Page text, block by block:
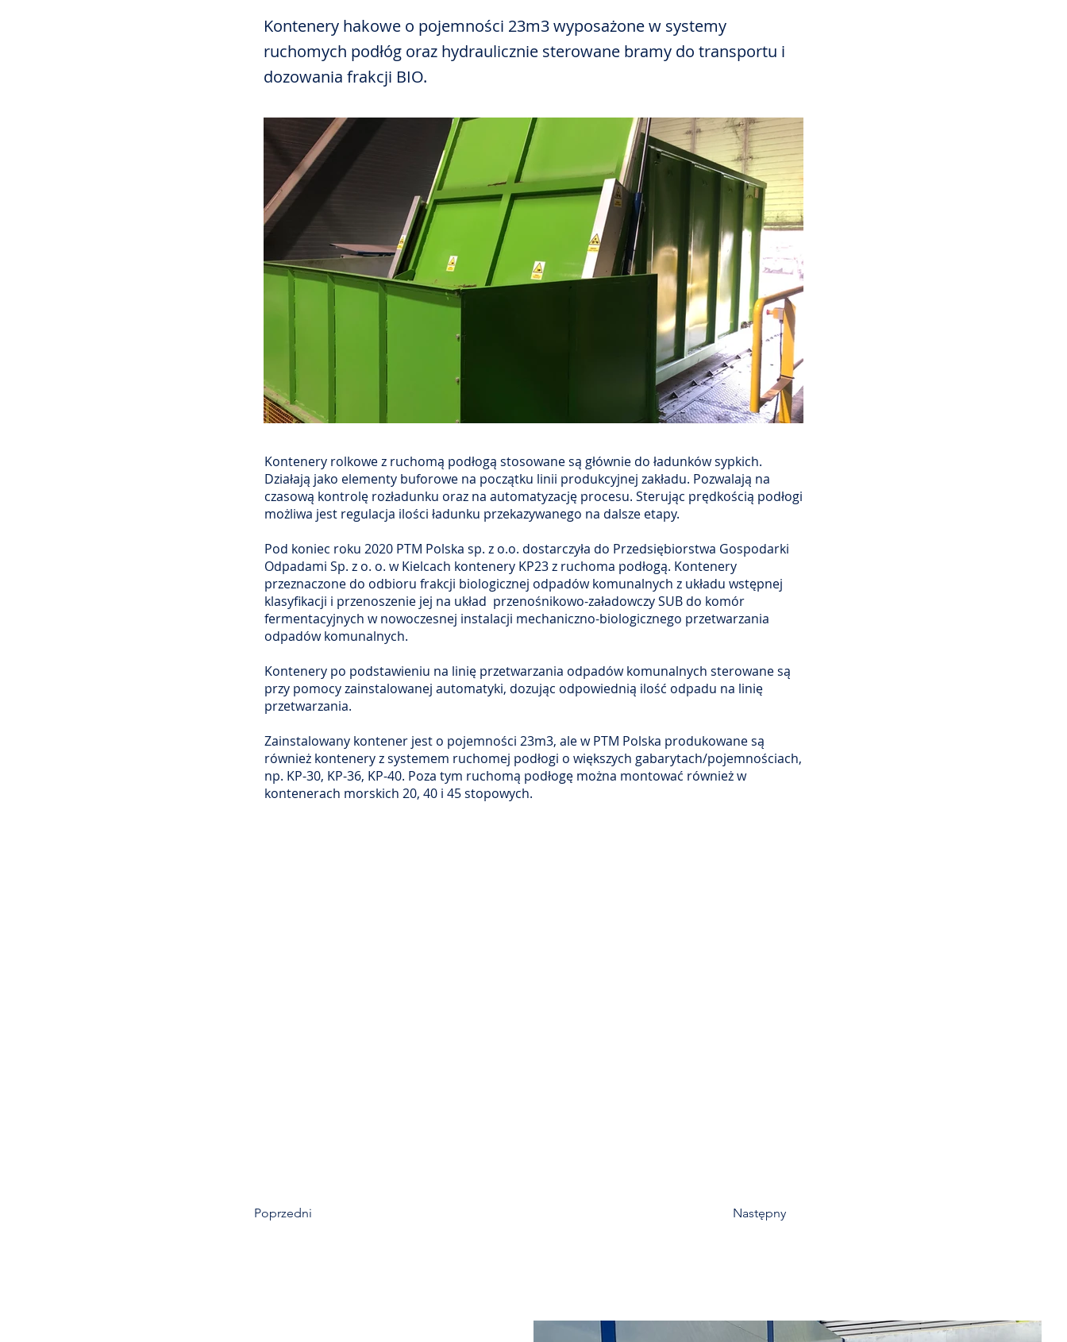
Kontenery hakowe o pojemności 23m3 wyposażone w systemy
ruchomych podłóg oraz hydraulicznie sterowane bramy do transportu i
dozowania frakcji BIO.
Kontenery rolkowe z ruchomą podłogą stosowane są głównie do ładunków sypkich.
Działają jako elementy buforowe na początku linii produkcyjnej zakładu. Pozwalają na
czasową kontrolę rozładunku oraz na automatyzację procesu. Sterując prędkością podłogi
możliwa jest regulacja ilości ładunku przekazywanego na dalsze etapy.
Pod koniec roku 2020 PTM Polska sp. z o.o. dostarczyła do Przedsiębiorstwa Gospodarki
Odpadami Sp. z o. o. w Kielcach kontenery KP23 z ruchoma podłogą. Kontenery
przeznaczone do odbioru frakcji biologicznej odpadów komunalnych z układu wstępnej
klasyfikacji i przenoszenie jej na układ przenośnikowo-załadowczy SUB do komór
fermentacyjnych w nowoczesnej instalacji mechaniczno-biologicznego przetwarzania
odpadów komunalnych.
Kontenery po podstawieniu na linię przetwarzania odpadów komunalnych sterowane są
przy pomocy zainstalowanej automatyki, dozując odpowiednią ilość odpadu na linię
przetwarzania.
Zainstalowany kontener jest o pojemności 23m3, ale w PTM Polska produkowane są
również kontenery z systemem ruchomej podłogi o większych gabarytach/pojemnościach,
np. KP-30, KP-36, KP-40. Poza tym ruchomą podłogę można montować również w
kontenerach morskich 20, 40 i 45 stopowych.
Poprzedni Następny